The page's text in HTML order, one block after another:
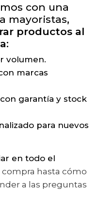
con una
mayoristas,
productos al
volumen.
marcas
garantía y stock
para nuevos
en todo el
hasta cómo
a las preguntas